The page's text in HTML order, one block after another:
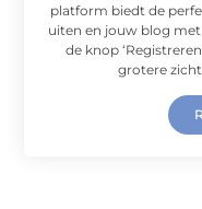
platform biedt de
uiten en jouw blog
de knop
grotere